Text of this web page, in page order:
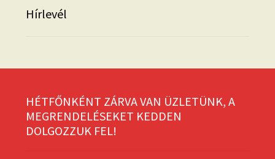
Hírlevél
HÉTFŐNKÉNT ZÁRVA VAN ÜZLETÜNK, A
MEGRENDELÉSEKET KEDDEN
DOLGOZZUK FEL!